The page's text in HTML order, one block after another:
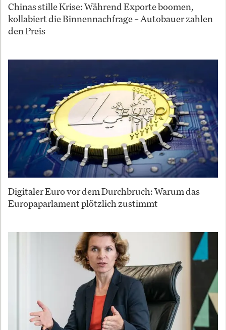
Chinas stille Krise: Während Exporte boomen,
kollabiert die Binnennachfrage – Autobauer zahlen
den Preis
Digitaler Euro vor dem Durchbruch: Warum das
Europaparlament plötzlich zustimmt